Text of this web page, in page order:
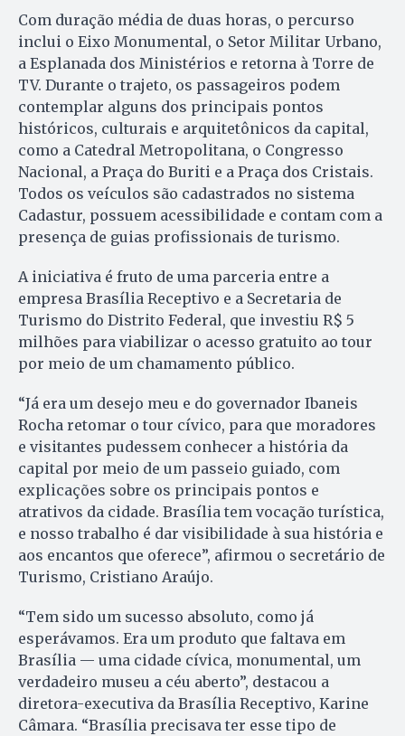
Com duração média de duas horas, o percurso
inclui o Eixo Monumental, o Setor Militar Urbano,
a Esplanada dos Ministérios e retorna à Torre de
TV. Durante o trajeto, os passageiros podem
contemplar alguns dos principais pontos
históricos, culturais e arquitetônicos da capital,
como a Catedral Metropolitana, o Congresso
Nacional, a Praça do Buriti e a Praça dos Cristais.
Todos os veículos são cadastrados no sistema
Cadastur, possuem acessibilidade e contam com a
presença de guias profissionais de turismo.
A iniciativa é fruto de uma parceria entre a
empresa Brasília Receptivo e a Secretaria de
Turismo do Distrito Federal, que investiu R$ 5
milhões para viabilizar o acesso gratuito ao tour
por meio de um chamamento público.
“Já era um desejo meu e do governador Ibaneis
Rocha retomar o tour cívico, para que moradores
e visitantes pudessem conhecer a história da
capital por meio de um passeio guiado, com
explicações sobre os principais pontos e
atrativos da cidade. Brasília tem vocação turística,
e nosso trabalho é dar visibilidade à sua história e
aos encantos que oferece”, afirmou o secretário de
Turismo, Cristiano Araújo.
“Tem sido um sucesso absoluto, como já
esperávamos. Era um produto que faltava em
Brasília — uma cidade cívica, monumental, um
verdadeiro museu a céu aberto”, destacou a
diretora-executiva da Brasília Receptivo, Karine
Câmara. “Brasília precisava ter esse tipo de